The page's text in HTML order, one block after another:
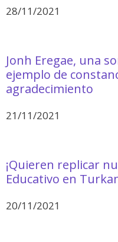
28/11/2021
Jonh Eregae, una
ejemplo de
agradecimiento
21/11/2021
¡Quieren replicar
Educativo en
20/11/2021